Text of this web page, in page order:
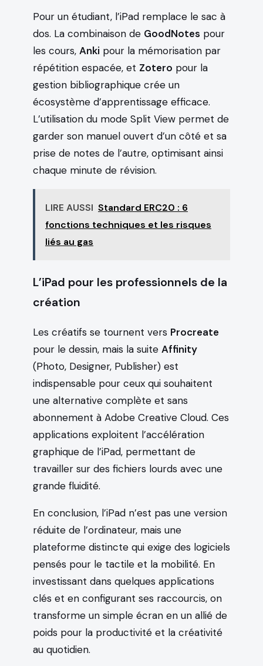
Pour un étudiant, l’iPad remplace le sac à
dos. La combinaison de GoodNotes pour
les cours, Anki pour la mémorisation par
répétition espacée, et Zotero pour la
gestion bibliographique crée un
écosystème d’apprentissage efficace.
L’utilisation du mode Split View permet de
garder son manuel ouvert d’un côté et sa
prise de notes de l’autre, optimisant ainsi
chaque minute de révision.
LIRE AUSSI Standard ERC20 : 6
fonctions techniques et les risques
liés au gas
L’iPad pour les professionnels de la
création
Les créatifs se tournent vers Procreate
pour le dessin, mais la suite Affinity
(Photo, Designer, Publisher) est
indispensable pour ceux qui souhaitent
une alternative complète et sans
abonnement à Adobe Creative Cloud. Ces
applications exploitent l’accélération
graphique de l’iPad, permettant de
travailler sur des fichiers lourds avec une
grande fluidité.
En conclusion, l’iPad n’est pas une version
réduite de l’ordinateur, mais une
plateforme distincte qui exige des logiciels
pensés pour le tactile et la mobilité. En
investissant dans quelques applications
clés et en configurant ses raccourcis, on
transforme un simple écran en un allié de
poids pour la productivité et la créativité
au quotidien.